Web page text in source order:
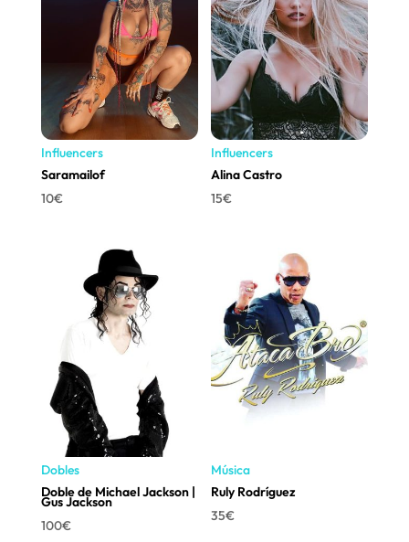
Influencers
Saramailof
10€
Influencers
Alina Castro
15€
Dobles
Doble de Michael Jackson |
Gus Jackson
100€
Música
Ruly Rodríguez
35€